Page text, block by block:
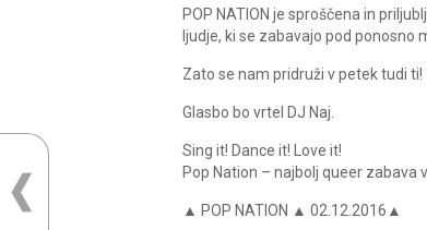
POP NATION je sproščena in
ljudje, ki se zabavajo pod ponosno
Zato se nam pridruži v petek tudi ti!
Glasbo bo vrtel DJ Naj.
Sing it! Dance it! Love it!
Pop Nation – najbolj queer zabava
▲ POP NATION ▲ 02.12.2016▲